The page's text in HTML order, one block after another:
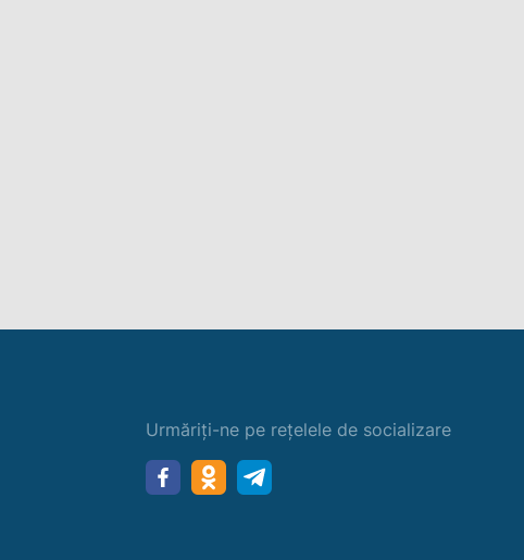
Urmăriți-ne pe rețelele de socializare